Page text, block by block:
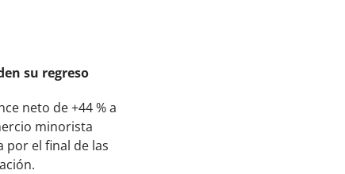
su regreso
neto de +44 % a
minorista
por el final de las